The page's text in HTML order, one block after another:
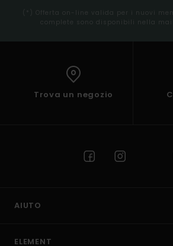
(*) Offerta on-line valida per i nuovi
complete sono disponibili nella
Trova un negozio
AIUTO
ELEMENT